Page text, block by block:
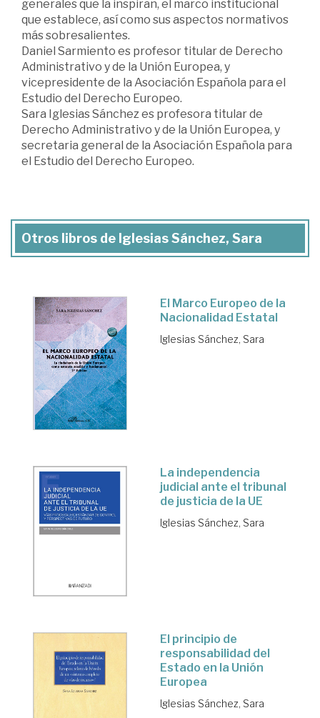
generales que la inspiran, el marco institucional
que establece, así como sus aspectos normativos
más sobresalientes.
Daniel Sarmiento es profesor titular de Derecho
Administrativo y de la Unión Europea, y
vicepresidente de la Asociación Española para el
Estudio del Derecho Europeo.
Sara Iglesias Sánchez es profesora titular de
Derecho Administrativo y de la Unión Europea, y
secretaria general de la Asociación Española para
el Estudio del Derecho Europeo.
Otros libros de Iglesias Sánchez, Sara
El Marco Europeo de la
Nacionalidad Estatal
Iglesias Sánchez, Sara
La independencia
judicial ante el tribunal
de justicia de la UE
Iglesias Sánchez, Sara
El principio de
responsabilidad del
Estado en la Unión
Europea
Iglesias Sánchez, Sara